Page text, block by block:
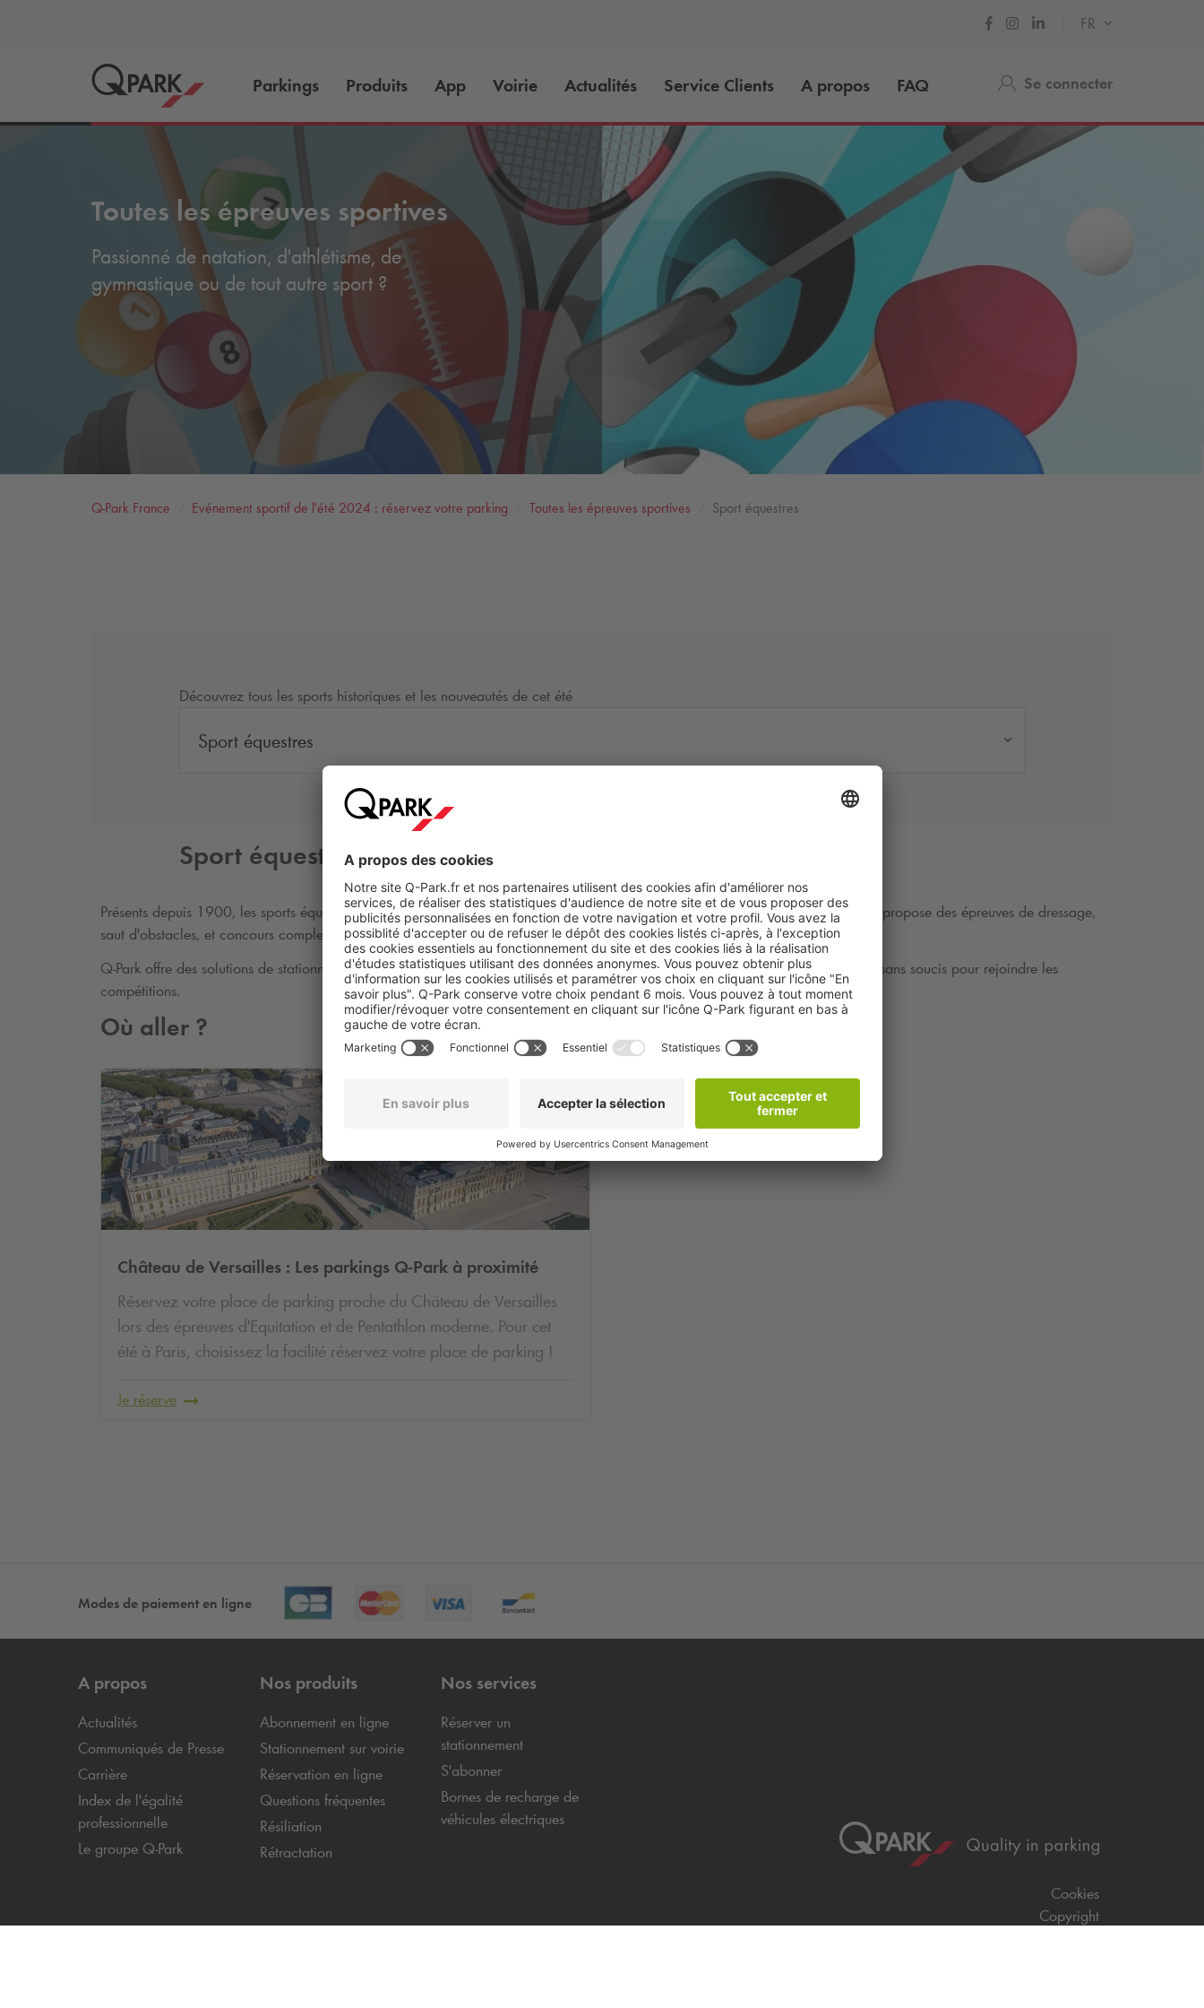
FR
Parkings Produits App Voirie Actualités Service Clients A propos FAQ Se connecter
Toutes les épreuves sportives
Passionné de natation, d'athlétisme, de
gymnastique ou de tout autre sport ?
Q-Park France Evénement sportif de l'été 2024 : réservez votre parking Toutes les épreuves sportives Sport équestres
Découvrez tous les sports historiques et les nouveautés de cet été
Sport équestres
Sport équestres
Présents depuis 1900, les sports équestres ont vu des évolutions majeures, devenant le premier sport mixte en 1964. L'équitation propose des épreuves de dressage,
saut d'obstacles, et concours complet pour hommes et femmes.
Q-Park offre des solutions de stationnement à proximité des sites équestres, assurant aux spectateurs une expérience agréable et sans soucis pour rejoindre les
compétitions.
Où aller ?
Château de Versailles : Les parkings Q-Park à proximité
Réservez votre place de parking proche du Château de Versailles
lors des épreuves d'Equitation et de Pentathlon moderne. Pour cet
été à Paris, choisissez la facilité réservez votre place de parking !
Je réserve
Modes de paiement en ligne
A propos
Actualités
Communiqués de Presse
Carrière
Index de l'égalité
professionnelle
Le groupe Q-Park
Nos produits
Abonnement en ligne
Stationnement sur voirie
Réservation en ligne
Questions fréquentes
Résiliation
Rétractation
Nos services
Réserver un
stationnement
S'abonner
Bornes de recharge de
véhicules électriques
Cookies
Copyright